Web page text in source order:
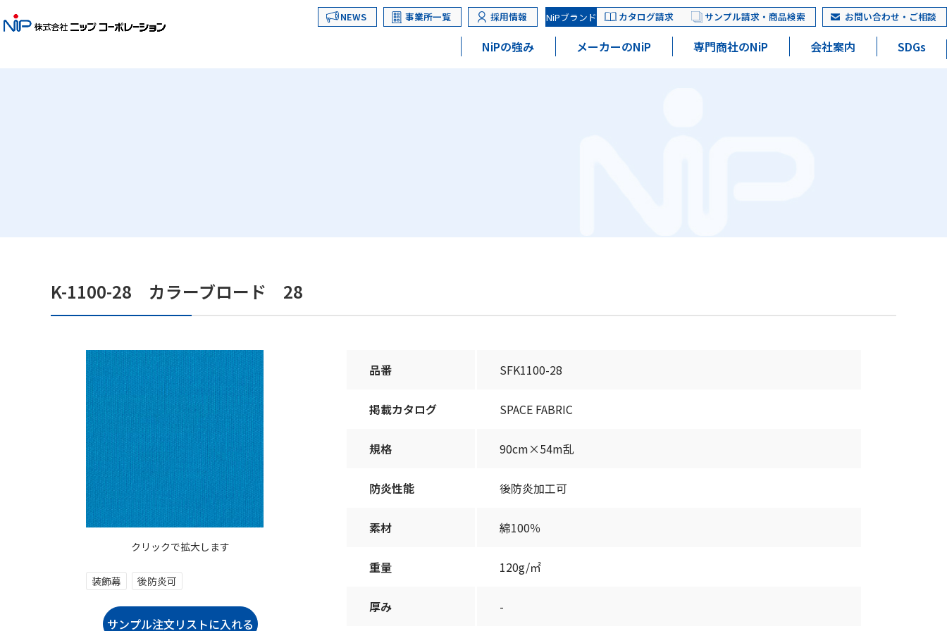
NEWS 事業所一覧 採用情報 NiPブランド カタログ請求 サンプル請求・商品検索 お問い合わせ・ご相談
NiPの強み メーカーのNiP 専門商社のNiP 会社案内 SDGs
K-1100-28 カラーブロード 28
クリックで拡大します
装飾幕 後防炎可
品番 SFK1100-28
掲載カタログ SPACE FABRIC
規格 90cm×54m乱
防炎性能 後防炎加工可
素材 綿100％
重量 120g/㎡
厚み -